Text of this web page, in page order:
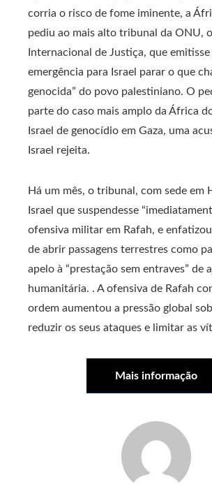
corria o risco de fome iminente, a
pediu ao mais alto tribunal da ONU, o
Internacional de Justiça, que
emergência para Israel parar o que
genocida” do povo palestiniano. O
parte do caso mais amplo da África
Israel de genocídio em Gaza, uma
Israel rejeita.
Há um mês, o tribunal, com sede em
Israel que suspendesse
ofensiva militar em Rafah, e
de abrir passagens terrestres como
apelo à “prestação sem entraves” de
humanitária. . A ofensiva de Rafah
ordem aumentou a pressão global
reduzir os seus ataques e limitar as
Mais informação